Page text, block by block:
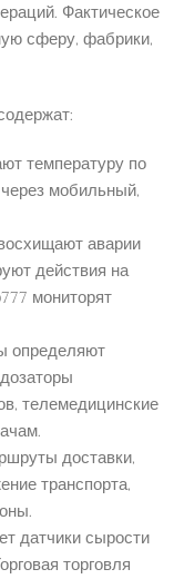
Фактическое
сферу, фабрики,
температуру по
мобильный,
аварии
действия на
мониторят
определяют
телемедицинские
доставки,
транспорта,
датчики сырости
торговля